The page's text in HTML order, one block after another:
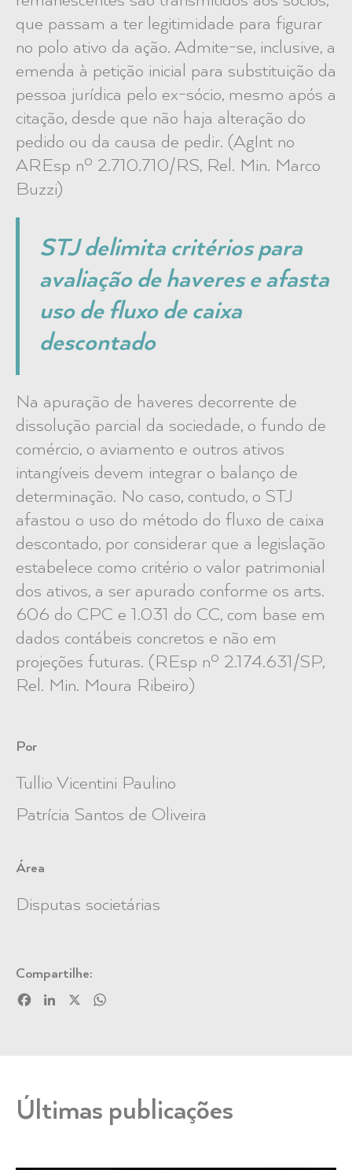
que passam a ter legitimidade para figurar
no polo ativo da ação. Admite-se, inclusive, a
emenda à petição inicial para substituição da
pessoa jurídica pelo ex-sócio, mesmo após a
citação, desde que não haja alteração do
pedido ou da causa de pedir. (AgInt no
AREsp nº 2.710.710/RS, Rel. Min. Marco
Buzzi)
STJ delimita critérios para
avaliação de haveres e afasta
uso de fluxo de caixa
descontado
Na apuração de haveres decorrente de
dissolução parcial da sociedade, o fundo de
comércio, o aviamento e outros ativos
intangíveis devem integrar o balanço de
determinação. No caso, contudo, o STJ
afastou o uso do método do fluxo de caixa
descontado, por considerar que a legislação
estabelece como critério o valor patrimonial
dos ativos, a ser apurado conforme os arts.
606 do CPC e 1.031 do CC, com base em
dados contábeis concretos e não em
projeções futuras. (REsp nº 2.174.631/SP,
Rel. Min. Moura Ribeiro)
Por
Tullio Vicentini Paulino
Patrícia Santos de Oliveira
Área
Disputas societárias
Compartilhe:
FacebookLinkedIn
Últimas publicações